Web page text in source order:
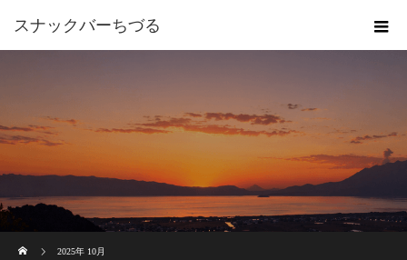
スナックバーちづる
2025年 10月